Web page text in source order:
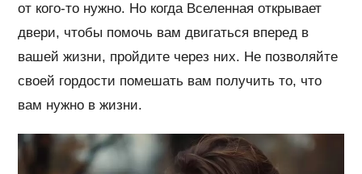
от кого-то нужно. Но когда Вселенная открывает
двери, чтобы помочь вам двигаться вперед в
вашей жизни, пройдите через них. Не позволяйте
своей гордости помешать вам получить то, что
вам нужно в жизни.